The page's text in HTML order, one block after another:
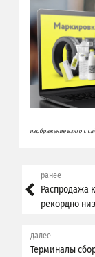
изображение взято с
ранее
Распродажа
рекордно
далее
Терминалы